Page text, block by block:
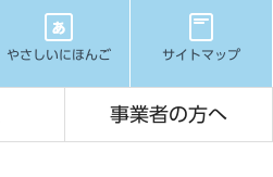
やさしいにほんご サイトマップ
事業者の方へ